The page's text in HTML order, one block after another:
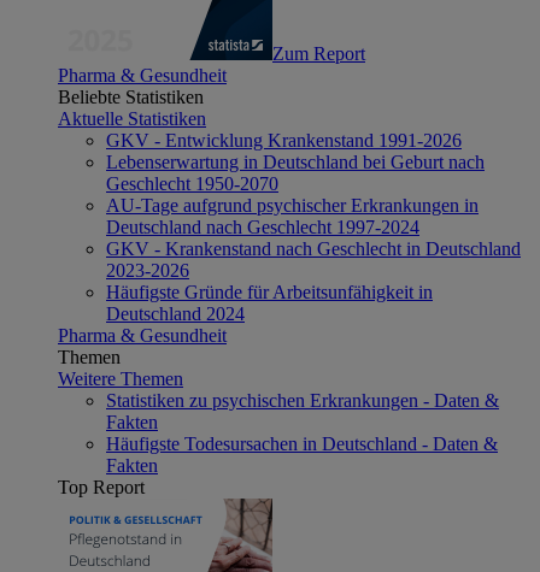
Zum Report
Pharma & Gesundheit
Beliebte Statistiken
Aktuelle Statistiken
GKV - Entwicklung Krankenstand 1991-2026
Lebenserwartung in Deutschland bei Geburt nach
Geschlecht 1950-2070
AU-Tage aufgrund psychischer Erkrankungen in
Deutschland nach Geschlecht 1997-2024
GKV - Krankenstand nach Geschlecht in Deutschland
2023-2026
Häufigste Gründe für Arbeitsunfähigkeit in
Deutschland 2024
Pharma & Gesundheit
Themen
Weitere Themen
Statistiken zu psychischen Erkrankungen - Daten &
Fakten
Häufigste Todesursachen in Deutschland - Daten &
Fakten
Top Report